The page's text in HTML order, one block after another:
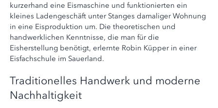
kurzerhand eine Eismaschine und funktionierten ein
kleines Ladengeschäft unter Stanges damaliger Wohnung
in eine Eisproduktion um. Die theoretischen und
handwerklichen Kenntnisse, die man für die
Eisherstellung benötigt, erlernte Robin Küpper in einer
Eisfachschule im Sauerland.
Traditionelles Handwerk und moderne
Nachhaltigkeit